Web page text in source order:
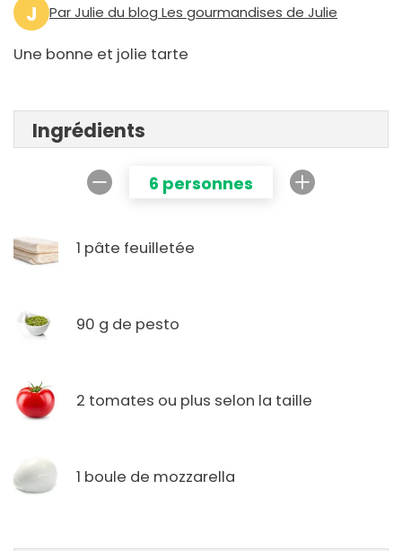
J Par Julie du blog Les gourmandises de Julie
Une bonne et jolie tarte
Ingrédients
6 personnes
1 pâte feuilletée
90 g de pesto
2 tomates ou plus selon la taille
1 boule de mozzarella